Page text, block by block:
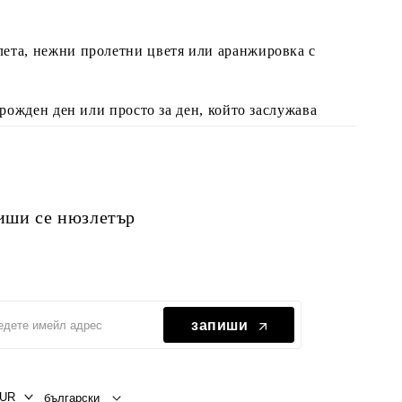
нежни пролетни цветя или аранжировка с
ден или просто за ден, който заслужава
се нюзлетър
запиши
български